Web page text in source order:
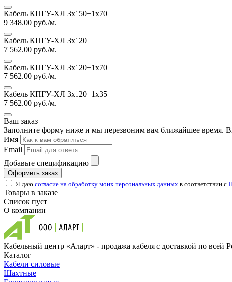
Кабель КПГУ-ХЛ 3х150+1х70
9 348.00 руб./м.
Кабель КПГУ-ХЛ 3х120
7 562.00 руб./м.
Кабель КПГУ-ХЛ 3х120+1х70
7 562.00 руб./м.
Кабель КПГУ-ХЛ 3х120+1х35
7 562.00 руб./м.
Ваш заказ
Заполните форму ниже и мы перезвоним вам ближайшее время.
Имя
Email
Добавьте спецификацию
Оформить заказ
Я даю согласие на обработку моих персональных данных в соответствии с
Товары в заказе
Список пуст
О компании
Кабельный центр «Аларт» - продажа кабеля с доставкой по всей
Каталог
Кабели силовые
Шахтные